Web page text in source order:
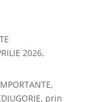
2026,
prin